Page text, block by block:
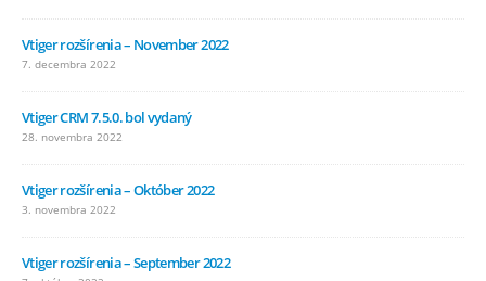
Vtiger rozšírenia – November 2022
7. decembra 2022
Vtiger CRM 7.5.0. bol vydaný
28. novembra 2022
Vtiger rozšírenia – Október 2022
3. novembra 2022
Vtiger rozšírenia – September 2022